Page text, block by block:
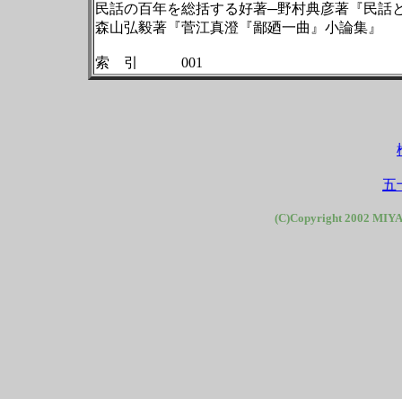
民話の百年を総括する好著─野村典彦著『
森山弘毅著『菅江真澄『鄙廼一曲』小論
索 引 001
五
(C)Copyright 2002